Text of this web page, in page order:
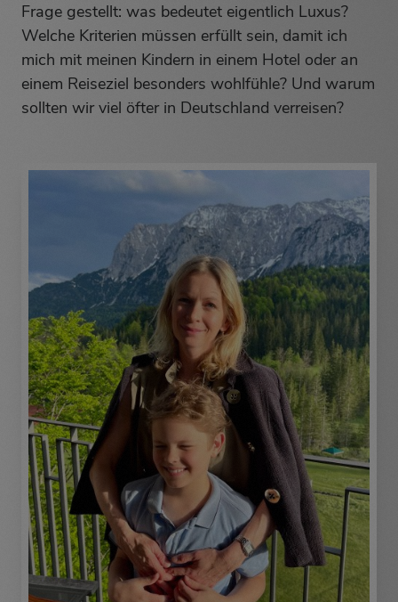
Frage gestellt: was bedeutet eigentlich Luxus?
Welche Kriterien müssen erfüllt sein, damit ich
mich mit meinen Kindern in einem Hotel oder an
einem Reiseziel besonders wohlfühle? Und warum
sollten wir viel öfter in Deutschland verreisen?